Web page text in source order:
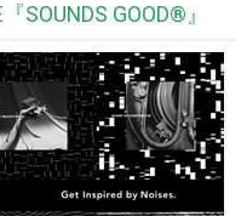
SOUNDS GOOD®︎』